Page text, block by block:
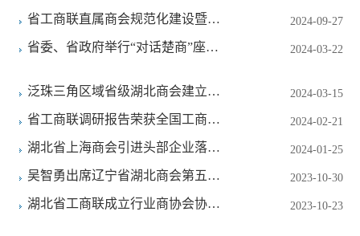
举行
省工商联直属商会规范化建设暨秘
书长培训班成功举办
2024-09-27
省委、省政府举行“对话楚商”座谈
2024-03-22
泛珠三角区域省级湖北商会建立交
流合作机制
2024-03-15
省工商联调研报告荣获全国工商联
“2023年度组织建设调研成果最...
2024-02-21
湖北省上海商会引进头部企业落子
武汉
2024-01-25
吴智勇出席辽宁省湖北商会第五届
会员大会
2023-10-30
湖北省工商联成立行业商协会协同
2023-10-23